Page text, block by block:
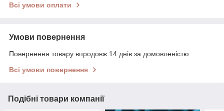
Всі умови оплати
Умови повернення
Повернення товару впродовж 14 днів за домовленістю
Всі умови повернення
Подібні товари компанії